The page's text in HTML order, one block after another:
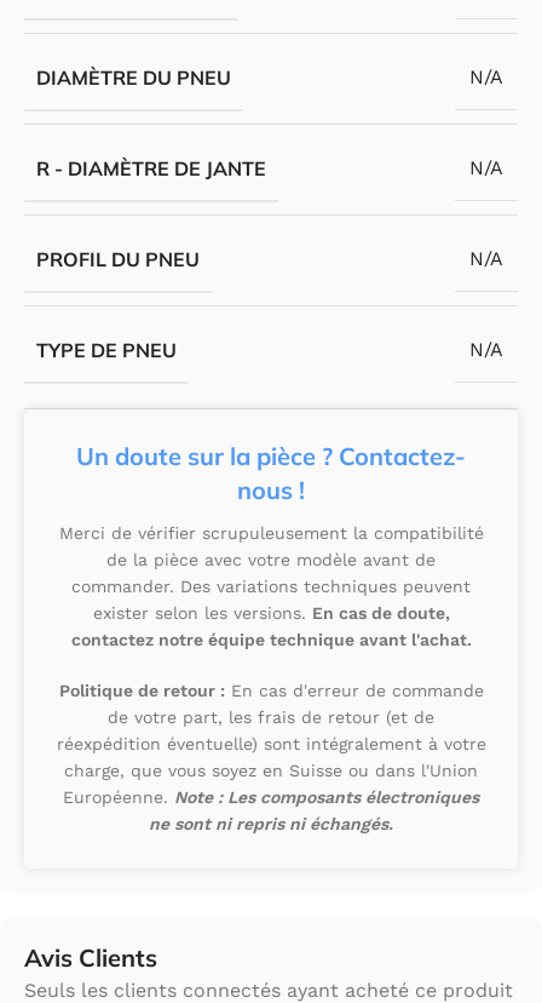
DIAMÈTRE DU PNEU N/A
R - DIAMÈTRE DE JANTE N/A
PROFIL DU PNEU N/A
TYPE DE PNEU N/A
Un doute sur la pièce ? Contactez-
nous !
Merci de vérifier scrupuleusement la compatibilité
de la pièce avec votre modèle avant de
commander. Des variations techniques peuvent
exister selon les versions. En cas de doute,
contactez notre équipe technique avant l'achat.
Politique de retour : En cas d'erreur de commande
de votre part, les frais de retour (et de
réexpédition éventuelle) sont intégralement à votre
charge, que vous soyez en Suisse ou dans l'Union
Européenne. Note : Les composants électroniques
ne sont ni repris ni échangés.
Avis Clients
Seuls les clients connectés ayant acheté ce produit